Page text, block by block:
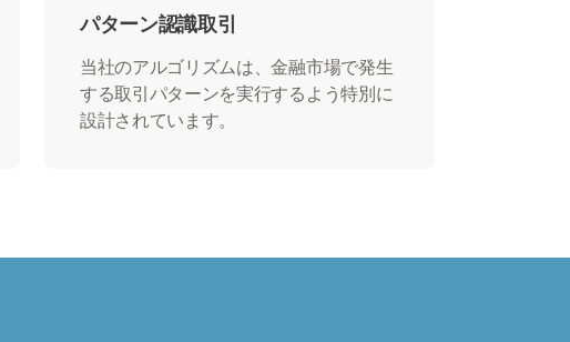
パターン認識取引
当社のアルゴリズムは、金融市場で発生
する取引パターンを実行するよう特別に
設計されています。